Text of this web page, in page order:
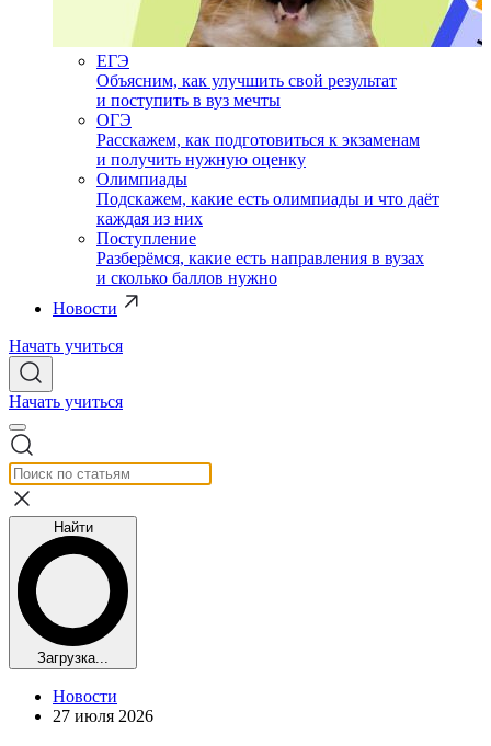
ЕГЭ
Объясним, как улучшить свой результат
и поступить в вуз мечты
ОГЭ
Расскажем, как подготовиться к экзаменам
и получить нужную оценку
Олимпиады
Подскажем, какие есть олимпиады и что даёт
каждая из них
Поступление
Разберёмся, какие есть направления в вузах
и сколько баллов нужно
Новости
Начать учиться
Начать учиться
Найти
Загрузка...
Новости
27 июля 2026